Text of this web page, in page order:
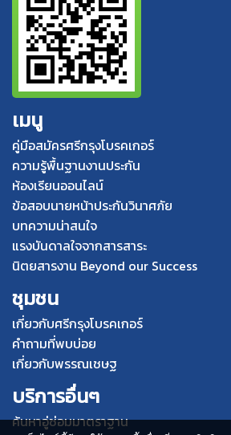
เมนู
คู่มือสมัครศรีกรุงโบรคเกอร์
ความรู้พื้นฐานงานประกัน
ห้องเรียนออนไลน์
ข้อสอบนายหน้าประกันวินาศภัย
บทความน่าสนใจ
แรงบันดาลใจจากสารสาระ
นิตยสารงาน Beyond our Success
ชุมชน
เกี่ยวกับศรีกรุงโบรคเกอร์
คำถามที่พบบ่อย
เกี่ยวกับพรรณเชษฐ
บริการอื่นๆ
ค้นหาอู่ซ่อมมาตราฐาน